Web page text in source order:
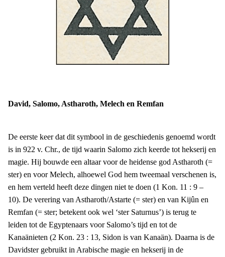
David, Salomo, Astharoth, Melech en Remfan
De eerste keer dat dit symbool in de geschiedenis genoemd wordt
is in 922 v. Chr., de tijd waarin Salomo zich keerde tot hekserij en
magie. Hij bouwde een altaar voor de heidense god Astharoth (=
ster) en voor Melech, alhoewel God hem tweemaal verschenen is,
en hem verteld heeft deze dingen niet te doen (1 Kon. 11 : 9 –
10). De verering van Astharoth/Astarte (= ster) en van Kijûn en
Remfan (= ster; betekent ook wel ‘ster Saturnus’) is terug te
leiden tot de Egyptenaars voor Salomo’s tijd en tot de
Kanaänieten (2 Kon. 23 : 13, Sidon is van Kanaän). Daarna is de
Davidster gebruikt in Arabische magie en hekserij in de